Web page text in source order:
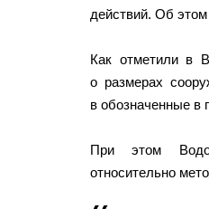
действий. Об
Как отметили в
о размерах
в обозначенные в
При этом
относительно